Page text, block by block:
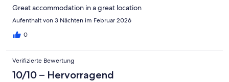
Great accommodation in a great location
Aufenthalt von 3 Nächten im Februar 2026
0
Verifizierte Bewertung
10/10 – Hervorragend